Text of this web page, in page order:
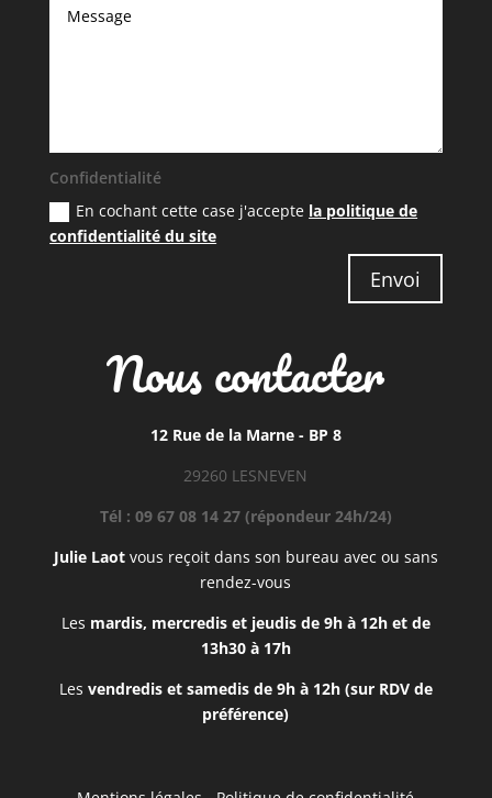
Confidentialité
En cochant cette case j'accepte la politique de
confidentialité du site
Envoi
Nous contacter
12 Rue de la Marne - BP 8
29260 LESNEVEN
Tél : 09 67 08 14 27 (répondeur 24h/24)
Julie Laotvous reçoit dans son bureau avec ou sans
rendez-vous
Les mardis, mercredis et jeudis de 9h à 12h et de
13h30 à 17h
Les vendredis et samedis de 9h à 12h (sur RDV de
préférence)